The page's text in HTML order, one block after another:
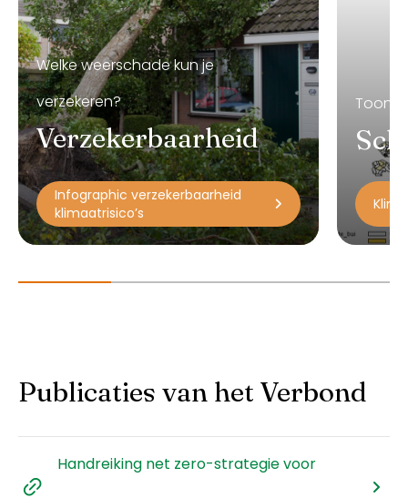
Welke weerschade kun je
verzekeren?
Verzekerbaarheid
Infographic verzekerbaarheid
klimaatrisico’s
Toont
Publicaties van het Verbond
Handreiking net zero-strategie voor